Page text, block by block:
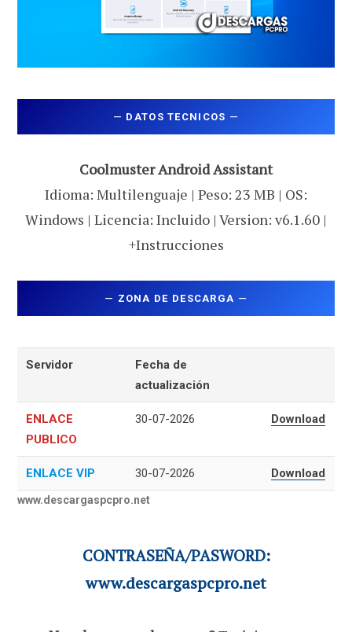
— DATOS TECNICOS —
Coolmuster Android Assistant
Idioma: Multilenguaje | Peso: 23 MB | OS:
Windows | Licencia: Incluido | Version: v6.1.60 |
+Instrucciones
— ZONA DE DESCARGA —
Servidor
Fecha de
actualización
ENLACE
PUBLICO
30-07-2026 Download
ENLACE VIP 30-07-2026 Download
www.descargaspcpro.net
CONTRASEÑA/PASWORD:
www.descargaspcpro.net